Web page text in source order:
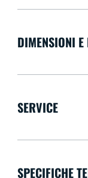
DIMENSIONI E
SERVICE
SPECIFICHE